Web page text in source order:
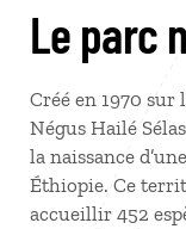
Le parc
Créé en 1970 sur
Négus Hailé
la naissance
Éthiopie. Ce
accueillir 452